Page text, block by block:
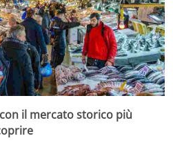
il mercato storico più